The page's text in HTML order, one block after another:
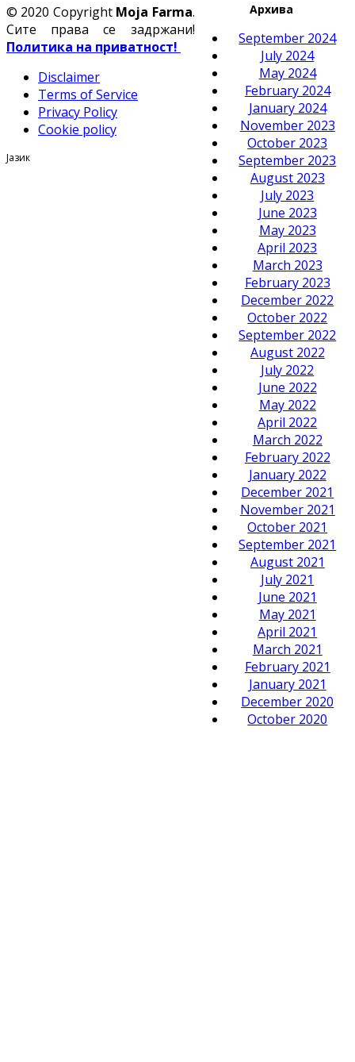
Архива
September 2024
July 2024
May 2024
February 2024
January 2024
November 2023
October 2023
September 2023
August 2023
July 2023
June 2023
May 2023
April 2023
March 2023
February 2023
December 2022
October 2022
September 2022
August 2022
July 2022
June 2022
May 2022
April 2022
March 2022
February 2022
January 2022
December 2021
November 2021
October 2021
September 2021
August 2021
July 2021
June 2021
May 2021
April 2021
March 2021
February 2021
January 2021
December 2020
October 2020
© 2020 Copyright Moja Farma.
Сите права се задржани!
Политика на приватност!
Disclaimer
Terms of Service
Privacy Policy
Cookie policy
Јазик